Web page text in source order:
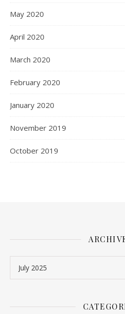
May 2020
April 2020
March 2020
February 2020
January 2020
November 2019
October 2019